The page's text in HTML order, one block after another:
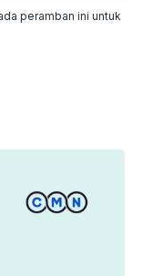
peramban ini untuk